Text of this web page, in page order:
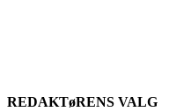
REDAKTøRENS VALG